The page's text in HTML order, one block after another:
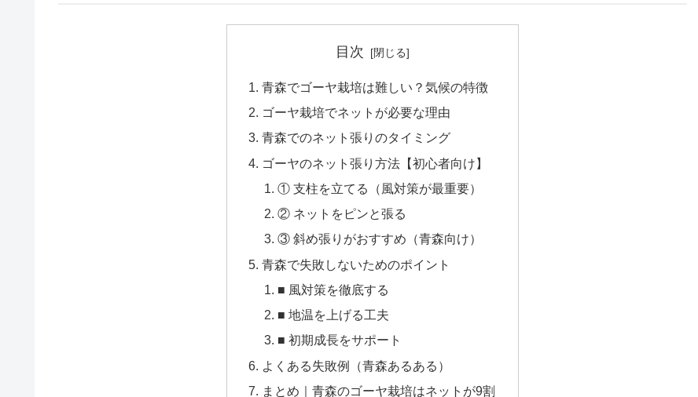
目次
青森でゴーヤ栽培は難しい？気候の特徴
ゴーヤ栽培でネットが必要な理由
青森でのネット張りのタイミング
ゴーヤのネット張り方法【初心者向け】
① 支柱を立てる（風対策が最重要）
② ネットをピンと張る
③ 斜め張りがおすすめ（青森向け）
青森で失敗しないためのポイント
■ 風対策を徹底する
■ 地温を上げる工夫
■ 初期成長をサポート
よくある失敗例（青森あるある）
まとめ｜青森のゴーヤ栽培はネットが9割